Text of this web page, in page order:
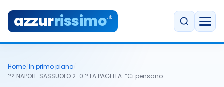
azzurrissimo.it
Home In primo piano
?? NAPOLI-SASSUOLO 2-0 ? LA PAGELLA: “Ci pensano…